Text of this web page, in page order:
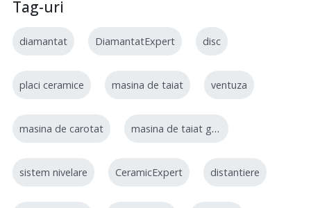
Tag-uri
diamantat DiamantatExpert disc
placi ceramice masina de taiat ventuza
masina de carotat masina de taiat gresie
sistem nivelare CeramicExpert distantiere